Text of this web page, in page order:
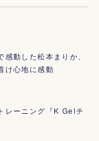
動した松本まりか、
け心地に感動
レーニング『K Gelチ